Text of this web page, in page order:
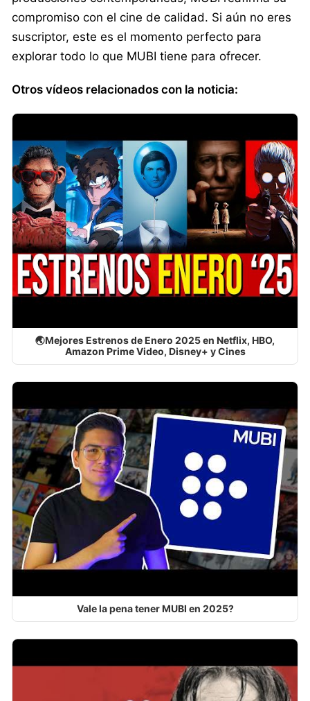
compromiso con el cine de calidad. Si aún no eres
suscriptor, este es el momento perfecto para
explorar todo lo que MUBI tiene para ofrecer.
Otros vídeos relacionados con la noticia:
🌏Mejores Estrenos de Enero 2025 en Netflix, HBO,
Amazon Prime Video, Disney+ y Cines
Vale la pena tener MUBI en 2025?